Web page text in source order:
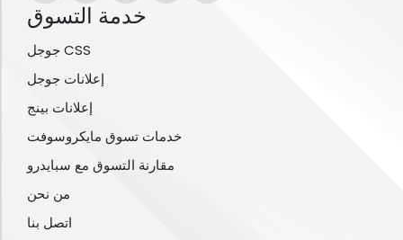
خدمة التسوق
جوجل CSS
إعلانات جوجل
إعلانات بينج
خدمات تسوق مايكروسوفت
مقارنة التسوق مع سبايدرو
من نحن
اتصل بنا